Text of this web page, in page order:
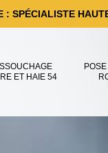
: SPÉCIALISTE
ET HAIE 54